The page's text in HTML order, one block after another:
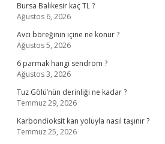
Bursa Balıkesir kaç TL ?
Ağustos 6, 2026
Avcı böreğinin içine ne konur ?
Ağustos 5, 2026
6 parmak hangi sendrom ?
Ağustos 3, 2026
Tuz Gölü’nün derinliği ne kadar ?
Temmuz 29, 2026
Karbondioksit kan yoluyla nasıl taşınır ?
Temmuz 25, 2026